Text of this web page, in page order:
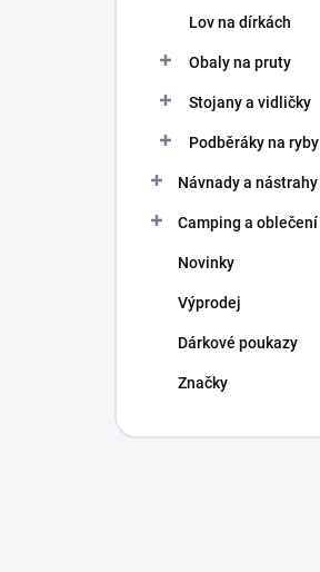
Lov na dírkách
Obaly na pruty
Stojany a vidličky
Podběráky na ryby
Návnady a nástrahy
Camping a oblečení
Novinky
Výprodej
Dárkové poukazy
Značky